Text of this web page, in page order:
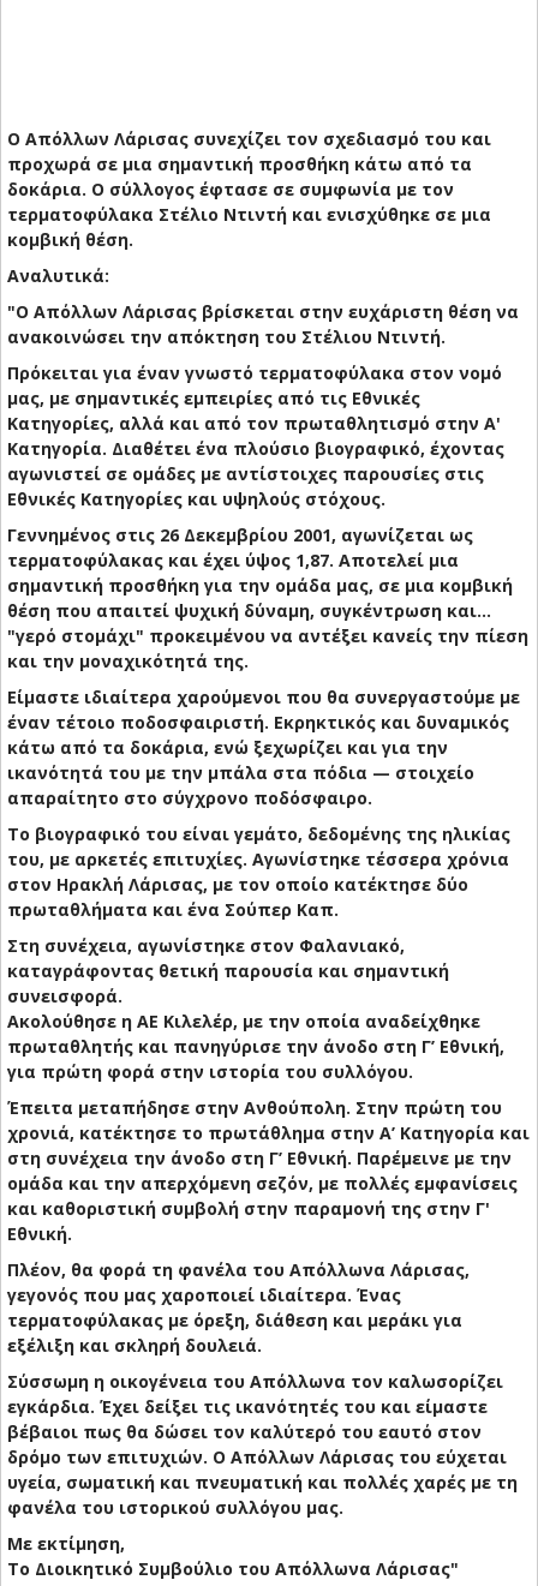
Ο Απόλλων Λάρισας συνεχίζει τον σχεδιασμό του και
προχωρά σε μια σημαντική προσθήκη κάτω από τα
δοκάρια. Ο σύλλογος έφτασε σε συμφωνία με τον
τερματοφύλακα Στέλιο Ντιντή και ενισχύθηκε σε μια
κομβική θέση.
Αναλυτικά:
"Ο Απόλλων Λάρισας βρίσκεται στην ευχάριστη θέση να
ανακοινώσει την απόκτηση του Στέλιου Ντιντή.
Πρόκειται για έναν γνωστό τερματοφύλακα στον νομό
μας, με σημαντικές εμπειρίες από τις Εθνικές
Κατηγορίες, αλλά και από τον πρωταθλητισμό στην Α'
Κατηγορία. Διαθέτει ένα πλούσιο βιογραφικό, έχοντας
αγωνιστεί σε ομάδες με αντίστοιχες παρουσίες στις
Εθνικές Κατηγορίες και υψηλούς στόχους.
Γεννημένος στις 26 Δεκεμβρίου 2001, αγωνίζεται ως
τερματοφύλακας και έχει ύψος 1,87. Αποτελεί μια
σημαντική προσθήκη για την ομάδα μας, σε μια κομβική
θέση που απαιτεί ψυχική δύναμη, συγκέντρωση και...
"γερό στομάχι" προκειμένου να αντέξει κανείς την πίεση
και την μοναχικότητά της.
Είμαστε ιδιαίτερα χαρούμενοι που θα συνεργαστούμε με
έναν τέτοιο ποδοσφαιριστή. Εκρηκτικός και δυναμικός
κάτω από τα δοκάρια, ενώ ξεχωρίζει και για την
ικανότητά του με την μπάλα στα πόδια — στοιχείο
απαραίτητο στο σύγχρονο ποδόσφαιρο.
Το βιογραφικό του είναι γεμάτο, δεδομένης της ηλικίας
του, με αρκετές επιτυχίες. Αγωνίστηκε τέσσερα χρόνια
στον Ηρακλή Λάρισας, με τον οποίο κατέκτησε δύο
πρωταθλήματα και ένα Σούπερ Καπ.
Στη συνέχεια, αγωνίστηκε στον Φαλανιακό,
καταγράφοντας θετική παρουσία και σημαντική
συνεισφορά.
Ακολούθησε η ΑΕ Κιλελέρ, με την οποία αναδείχθηκε
πρωταθλητής και πανηγύρισε την άνοδο στη Γ’ Εθνική,
για πρώτη φορά στην ιστορία του συλλόγου.
Έπειτα μεταπήδησε στην Ανθούπολη. Στην πρώτη του
χρονιά, κατέκτησε το πρωτάθλημα στην Α’ Κατηγορία και
στη συνέχεια την άνοδο στη Γ’ Εθνική. Παρέμεινε με την
ομάδα και την απερχόμενη σεζόν, με πολλές εμφανίσεις
και καθοριστική συμβολή στην παραμονή της στην Γ'
Εθνική.
Πλέον, θα φορά τη φανέλα του Απόλλωνα Λάρισας,
γεγονός που μας χαροποιεί ιδιαίτερα. Ένας
τερματοφύλακας με όρεξη, διάθεση και μεράκι για
εξέλιξη και σκληρή δουλειά.
Σύσσωμη η οικογένεια του Απόλλωνα τον καλωσορίζει
εγκάρδια. Έχει δείξει τις ικανότητές του και είμαστε
βέβαιοι πως θα δώσει τον καλύτερό του εαυτό στον
δρόμο των επιτυχιών. Ο Απόλλων Λάρισας του εύχεται
υγεία, σωματική και πνευματική και πολλές χαρές με τη
φανέλα του ιστορικού συλλόγου μας.
Με εκτίμηση,
Το Διοικητικό Συμβούλιο του Απόλλωνα Λάρισας"